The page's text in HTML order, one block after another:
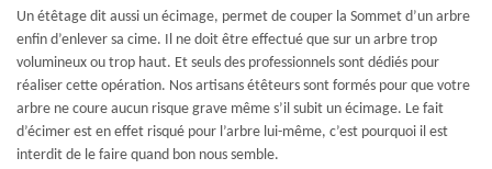
Un étêtage dit aussi un écimage, permet de couper la Sommet d’un arbre
enfin d’enlever sa cime. Il ne doit être effectué que sur un arbre trop
volumineux ou trop haut. Et seuls des professionnels sont dédiés pour
réaliser cette opération. Nos artisans étêteurs sont formés pour que votre
arbre ne coure aucun risque grave même s’il subit un écimage. Le fait
d’écimer est en effet risqué pour l’arbre lui-même, c’est pourquoi il est
interdit de le faire quand bon nous semble.